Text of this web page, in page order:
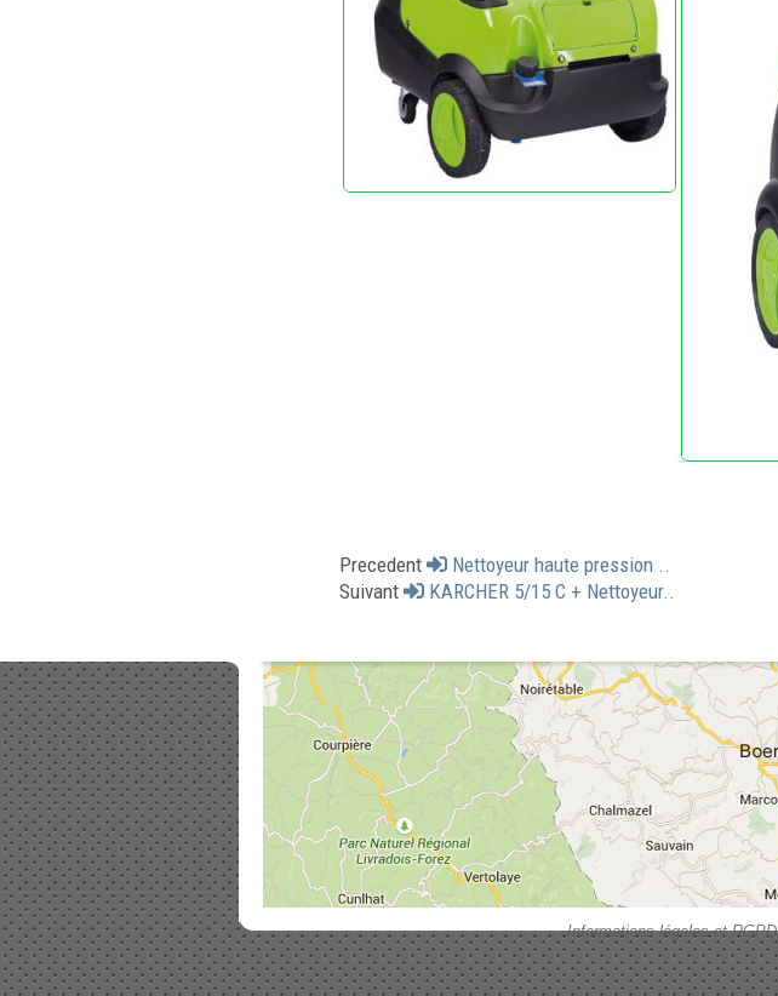
Precedent
Nettoyeur haute pression ..
Suivant
KARCHER 5/15 C + Nettoyeur..
Informations légales et RGPD